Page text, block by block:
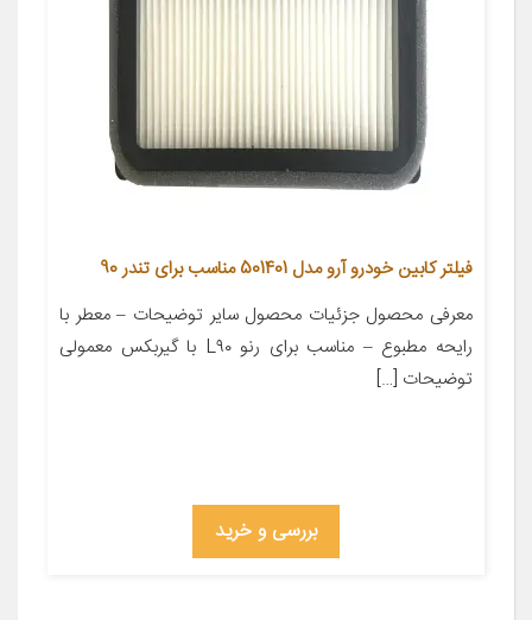
فیلتر کابین خودرو آرو مدل 501401 مناسب برای تندر 90
معرفی محصول جزئیات محصول سایر توضیحات – معطر با
رایحه مطبوع – مناسب برای رنو L۹۰ با گیربکس معمولی
توضیحات […]
بررسی و خرید